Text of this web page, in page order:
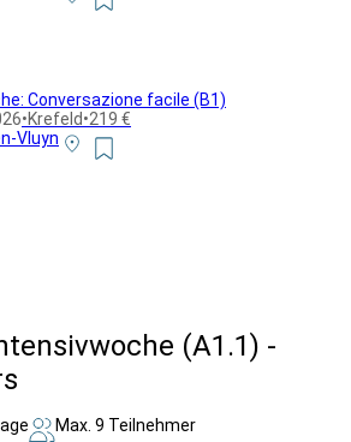
Conversazione facile (B1)
•Krefeld•219 €
Vluyn
(A1.1) -
Max. 9 Teilnehmer